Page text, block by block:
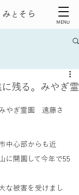
み と そら
MENU
残る。みやぎ霊
やぎ霊園　遠藤さ
中心部からも近
に開園して今年で55
な被害を受けまし